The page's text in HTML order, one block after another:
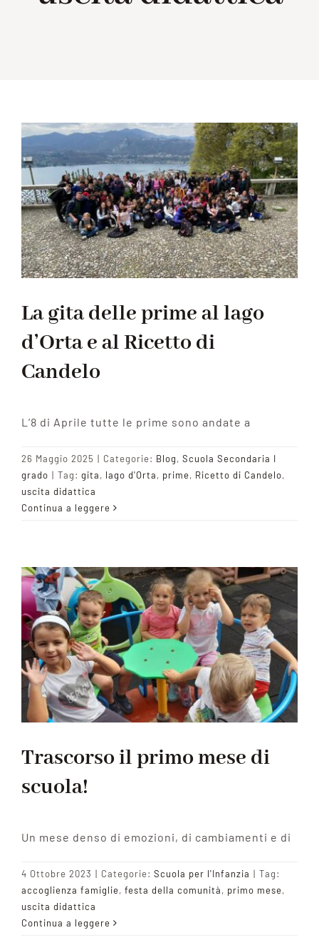
La gita delle prime al lago
d’Orta e al Ricetto di
Candelo
L’8 di Aprile tutte le prime sono andate a
26 Maggio 2025 | Categorie: Blog, Scuola Secondaria I
grado | Tag: gita, lago d'Orta, prime, Ricetto di Candelo,
uscita didattica
Continua a leggere
Trascorso il primo mese di
scuola!
Un mese denso di emozioni, di cambiamenti e di
4 Ottobre 2023 | Categorie: Scuola per l'Infanzia | Tag:
accoglienza famiglie, festa della comunità, primo mese,
uscita didattica
Continua a leggere